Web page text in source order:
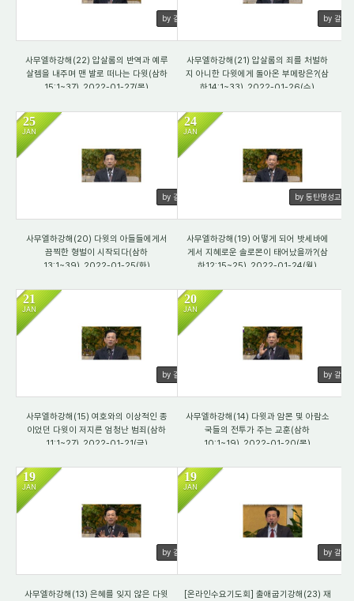
by 갈렙
사무엘하강해(22) 압살롬의 반역과 예루
살렘을 내주며 맨 발로 떠나는 다윗(삼하
15:1~37)_2022-01-27(목)
by 갈렙
사무엘하강해(21) 압살롬의 죄를 처벌하
지 아니한 다윗에게 돌아온 부메랑은?(삼
하14:1~33)_2022-01-26(수)
25
JAN
by 갈렙
사무엘하강해(20) 다윗의 아들들에게서
끔찍한 형벌이 시작되다(삼하
13:1~39)_2022-01-25(화)
24
JAN
by 동탄명성교회
사무엘하강해(19) 어떻게 되어 밧세바에
게서 지혜로운 솔로몬이 태어났을까?(삼
하12:15~25)_2022-01-24(월)
21
JAN
by 갈렙
사무엘하강해(15) 여호와의 이상적인 종
이었던 다윗이 저지른 엄청난 범죄(삼하
11:1~27)_2022-01-21(금)
20
JAN
by 갈렙
사무엘하강해(14) 다윗과 암몬 및 아람소
국들의 전투가 주는 교훈(삼하
10:1~19)_2022-01-20(목)
19
JAN
by 갈렙
사무엘하강해(13) 은혜를 잊지 않은 다윗
19
JAN
by 갈렙
[온라인수요기도회] 출애굽기강해(23) 재